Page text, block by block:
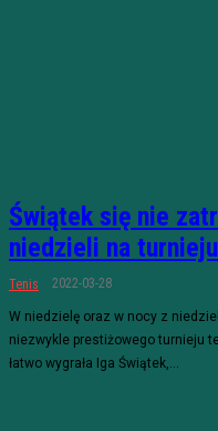
Świątek się nie
niedzieli na
Tenis 2022-03-28
W niedzielę oraz w nocy z
niezwykle prestiżowego turnieju
łatwo wygrała Iga Świątek,...